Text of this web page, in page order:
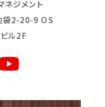
ジメント
袋2-20-9 OS
ル2F